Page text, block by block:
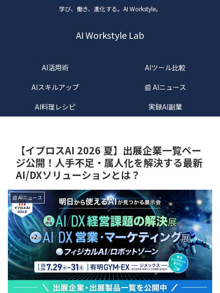
学び、働き、進化する。AI Workstyle。
AI Workstyle Lab
AI活用術
AIツール比較
AIスキルアップ
📰 AIニュース
AI料理レシピ
実録AI副業
【イプロスAI 2026 夏】出展企業一覧ペー
ジ公開！人手不足・属人化を解決する最新
AI/DXソリューションとは？
📰 AIニュース